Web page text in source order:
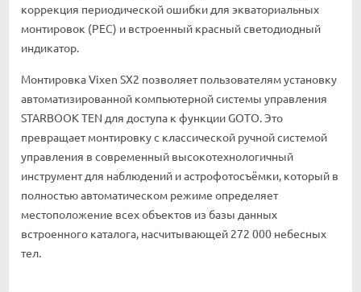
коррекция периодической ошибки для экваториальных
монтировок (PEC) и встроенный красный светодиодный
индикатор.
Монтировка Vixen SX2 позволяет пользователям установку
автоматизированной компьютерной системы управления
STARBOOK TEN для доступа к функции GOTO. Это
превращает монтировку с классической ручной системой
управления в современный высокотехнологичный
инструмент для наблюдений и астрофотосъёмки, который в
полностью автоматическом режиме определяет
местоположение всех объектов из базы данных
встроенного каталога, насчитывающей 272 000 небесных
тел.